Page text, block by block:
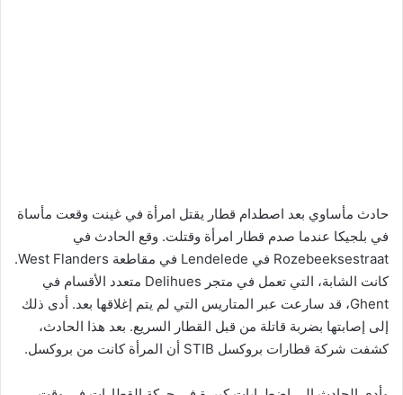
حادث مأساوي بعد اصطدام قطار يقتل امرأة في غينت وقعت مأساة
في بلجيكا عندما صدم قطار امرأة وقتلت. وقع الحادث في
Rozebeeksestraat في Lendelede في مقاطعة West Flanders.
كانت الشابة، التي تعمل في متجر Delihues متعدد الأقسام في
Ghent، قد سارعت عبر المتاريس التي لم يتم إغلاقها بعد. أدى ذلك
إلى إصابتها بضربة قاتلة من قبل القطار السريع. بعد هذا الحادث،
كشفت شركة قطارات بروكسل STIB أن المرأة كانت من بروكسل.